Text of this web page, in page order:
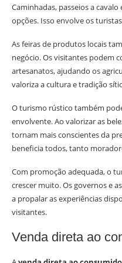
Caminhadas, passeios a
opções. Isso envolve os
As feiras de produtos locais
negócio. Os visitantes podem
artesanatos, ajudando os
valoriza a cultura e tradição
O turismo rústico também
envolvente. Ao valorizar as
tornam mais conscientes da
beneficia todos, tanto
Com promoção adequada, o
crescer muito. Os governos e
a propalar as experiências
visitantes.
Venda direta ao